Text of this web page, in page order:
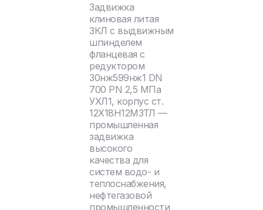
Задвижка
клиновая литая
ЗКЛ с выдвижным
шпинделем
фланцевая с
редуктором
30нж599нж1 DN
700 PN 2,5 МПа
УХЛ1, корпус ст.
12Х18Н12М3ТЛ —
промышленная
задвижка
высокого
качества для
систем водо- и
теплоснабжения,
нефтегазовой
промышленности